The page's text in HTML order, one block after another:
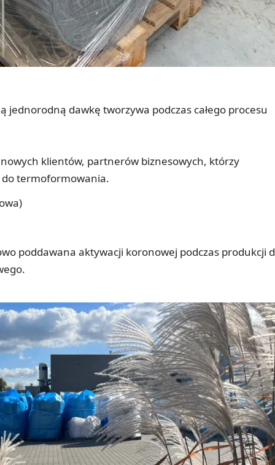
jednorodną dawkę tworzywa podczas całego procesu
klientów, partnerów biznesowych, którzy
termoformowania.
poddawana aktywacji koronowej podczas produkcji